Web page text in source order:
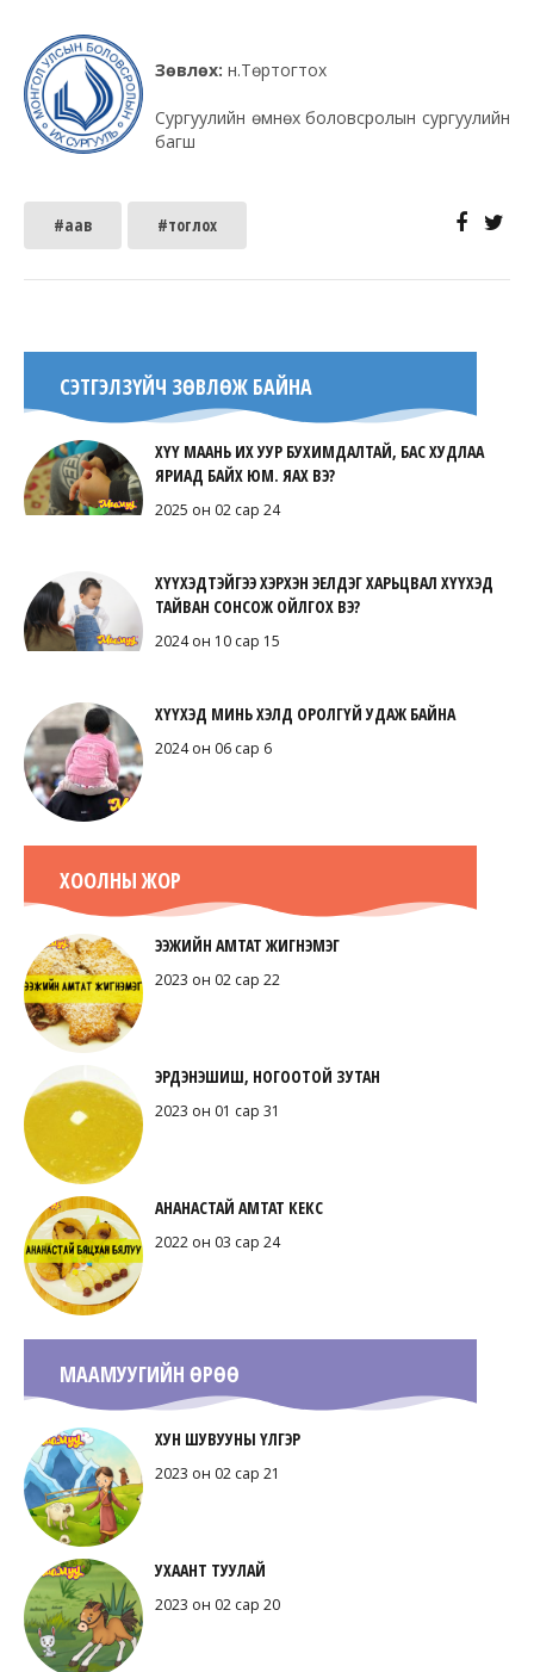
Зөвлөх: н.Төртогтох
Сургуулийн өмнөх боловсролын сургуулийн
багш
#аав #тоглох
СЭТГЭЛЗҮЙЧ ЗӨВЛӨЖ БАЙНА
ХҮҮ МААНЬ ИХ УУР БУХИМДАЛТАЙ, БАС ХУДЛАА
ЯРИАД БАЙХ ЮМ. ЯАХ ВЭ?
2025 он 02 сар 24
ХҮҮХЭДТЭЙГЭЭ ХЭРХЭН ЭЕЛДЭГ ХАРЬЦВАЛ ХҮҮХЭД
ТАЙВАН СОНСОЖ ОЙЛГОХ ВЭ?
2024 он 10 сар 15
ХҮҮХЭД МИНЬ ХЭЛД ОРОЛГҮЙ УДАЖ БАЙНА
2024 он 06 сар 6
ХООЛНЫ ЖОР
ЭЭЖИЙН АМТАТ ЖИГНЭМЭГ
2023 он 02 сар 22
ЭРДЭНЭШИШ, НОГООТОЙ ЗУТАН
2023 он 01 сар 31
АНАНАСТАЙ АМТАТ КЕКС
2022 он 03 сар 24
МААМУУГИЙН ӨРӨӨ
ХУН ШУВУУНЫ ҮЛГЭР
2023 он 02 сар 21
УХААНТ ТУУЛАЙ
2023 он 02 сар 20